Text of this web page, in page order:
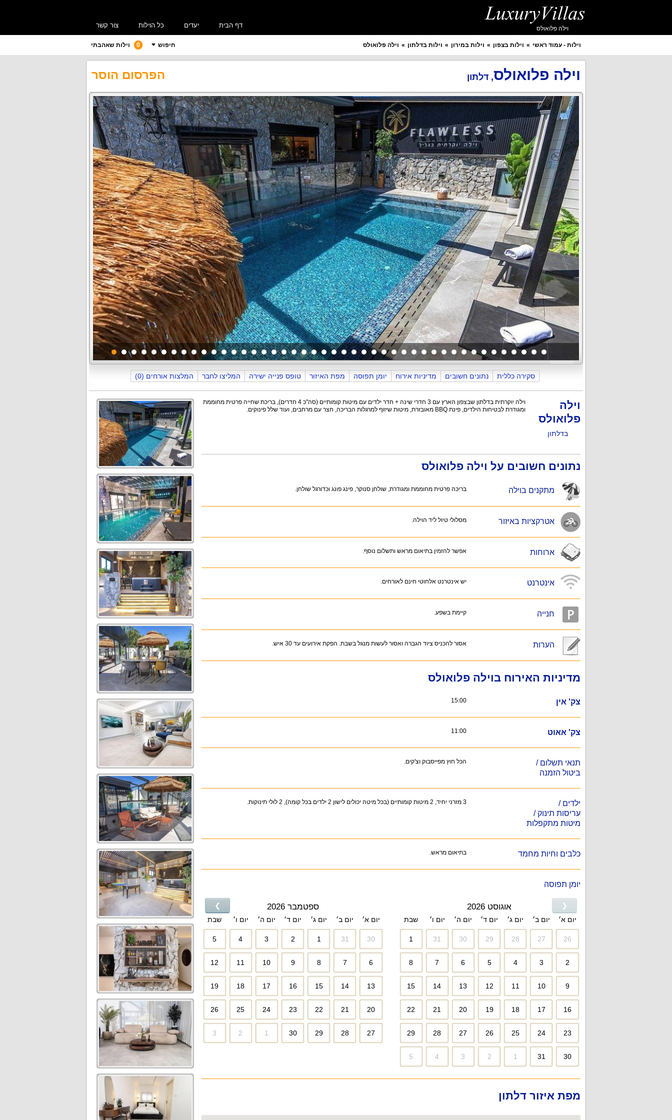
וילה פלואולס דף הבית יעדים כל הוילות צור קשר
וילות - עמוד ראשי וילות בצפון וילות במירון וילות בדלתון וילה פלואולס 0 וילות שאהבתי חיפוש
איזור מבוקש
וילה פלואולס, דלתון הפרסום הוסר
פנים הוילה החצר והבריכה תמונה
סקירה כללית נתונים חשובים מדיניות אירוח יומן תפוסה מפת האיזור טופס פנייה ישירה המליצו לחבר המלצות אורחים (0)
וילה
פלואולס
בדלתון
וילה יוקרתית בדלתון שבצפון הארץ עם 3 חדרי שינה + חדר ילדים עם מיטות קומותיים (סה"כ 4 חדרים), בריכת שחייה פרטית מחוממת
ומגודרת לבטיחות הילדים, פינת BBQ מאובזרת, מיטות שיזוף למרגלות הבריכה, חצר עם מרחבים, ועוד שלל פינוקים.
נתונים חשובים על וילה פלואולס
מתקנים בוילה בריכה פרטית מחוממת ומגודרת, שולחן סנוקר, פינג פונג וכדורגל שולחן.
אטרקציות באיזור מסלולי טיול ליד הוילה.
ארוחות אפשר להזמין בתיאום מראש ותשלום נוסף.
אינטרנט יש אינטרנט אלחוטי חינם לאורחים.
חנייה קיימת בשפע.
הערות אסור להכניס ציוד הגברה ואסור לעשות מנגל בשבת. הפקת אירועים עד 30 איש.
מדיניות האירוח בוילה פלואולס
צק' אין 15:00
צק' אאוט 11:00
תנאי תשלום /
ביטול הזמנה
הכל חוץ מפייסבוק וצ'קים.
ילדים /
עריסות תינוק /
מיטות מתקפלות
3 מזרני יחיד, 2 מיטות קומותיים (בכל מיטה יכולים לישון 2 ילדים בכל קומה), 2 לולי תינוקות.
כלבים וחיות מחמד בתיאום מראש.
יומן תפוסה
אוגוסט 2026
יום א׳ יום ב׳ יום ג׳ יום ד׳ יום ה׳ יום ו׳ שבת
26
27
28
29
30
31
1
2
3
4
5
6
7
8
9
10
11
12
13
14
15
16
17
18
19
20
21
22
23
24
25
26
27
28
29
30
31
1
2
3
4
5
ספטמבר 2026
יום א׳ יום ב׳ יום ג׳ יום ד׳ יום ה׳ יום ו׳ שבת
30
31
1
2
3
4
5
6
7
8
9
10
11
12
13
14
15
16
17
18
19
20
21
22
23
24
25
26
27
28
29
30
1
2
3
❯ ❮
מפת איזור דלתון